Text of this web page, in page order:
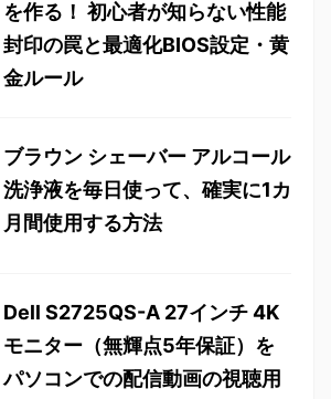
を作る！ 初心者が知らない性能
封印の罠と最適化BIOS設定・黄
金ルール
ブラウン シェーバー アルコール
洗浄液を毎日使って、確実に1カ
月間使用する方法
Dell S2725QS-A 27インチ 4K
モニター（無輝点5年保証）を
パソコンでの配信動画の視聴用